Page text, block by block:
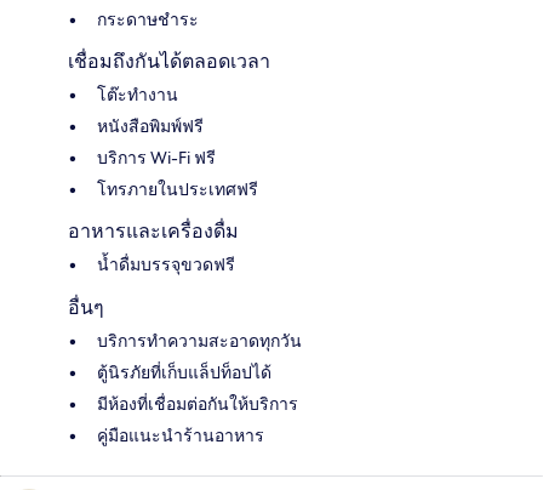
กระดาษชำระ
เชื่อมถึงกันได้ตลอดเวลา
โต๊ะทำงาน
หนังสือพิมพ์ฟรี
บริการ Wi-Fi ฟรี
โทรภายในประเทศฟรี
อาหารและเครื่องดื่ม
น้ำดื่มบรรจุขวดฟรี
อื่นๆ
บริการทำความสะอาดทุกวัน
ตู้นิรภัยที่เก็บแล็ปท็อปได้
มีห้องที่เชื่อมต่อกันให้บริการ
คู่มือแนะนำร้านอาหาร